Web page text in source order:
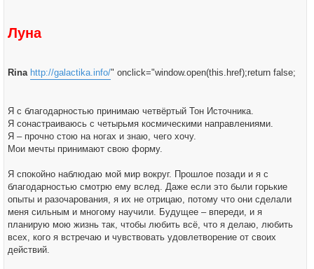
Луна
Rina http://galactika.info/" onclick="window.open(this.href);return false;
Я с благодарностью принимаю четвёртый Тон Источника.
Я сонастраиваюсь с четырьмя космическими направлениями.
Я – прочно стою на ногах и знаю, чего хочу.
Мои мечты принимают свою форму.
Я спокойно наблюдаю мой мир вокруг. Прошлое позади и я с
благодарностью смотрю ему вслед. Даже если это были горькие
опыты и разочарования, я их не отрицаю, потому что они сделали
меня сильным и многому научили. Будущее – впереди, и я
планирую мою жизнь так, чтобы любить всё, что я делаю, любить
всех, кого я встречаю и чувствовать удовлетворение от своих
действий.